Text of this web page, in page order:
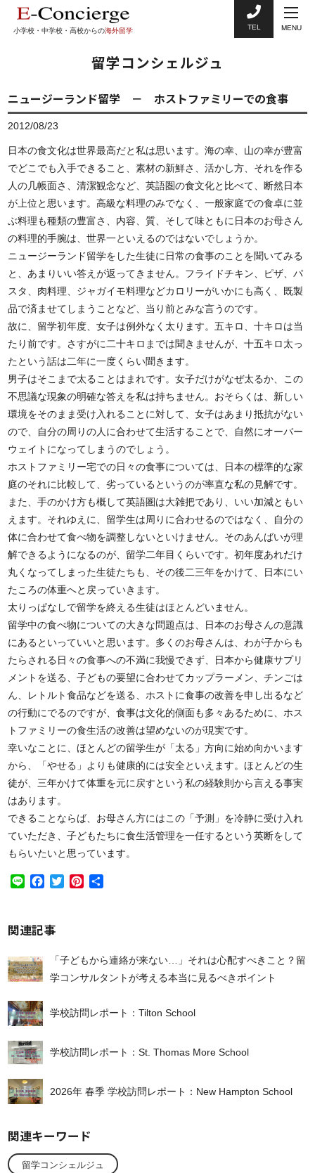
小学校・中学校・高校からの海外留学 TEL MENU
留学コンシェルジュ
ニュージーランド留学 － ホストファミリーでの食事
2012/08/23
日本の食文化は世界最高だと私は思います。海の幸、山の幸が豊富
でどこでも入手できること、素材の新鮮さ、活かし方、それを作る
人の几帳面さ、清潔観念など、英語圏の食文化と比べて、断然日本
が上位と思います。高級な料理のみでなく、一般家庭での食卓に並
ぶ料理も種類の豊富さ、内容、質、そして味ともに日本のお母さん
の料理的手腕は、世界一といえるのではないでしょうか。
ニュージーランド留学をした生徒に日常の食事のことを聞いてみる
と、あまりいい答えが返ってきません。フライドチキン、ピザ、パ
スタ、肉料理、ジャガイモ料理などカロリーがいかにも高く、既製
品で済ませてしまうことなど、当り前とみな言うのです。
故に、留学初年度、女子は例外なく太ります。五キロ、十キロは当
たり前です。さすがに二十キロまでは聞きませんが、十五キロ太っ
たという話は二年に一度くらい聞きます。
男子はそこまで太ることはまれです。女子だけがなぜ太るか、この
不思議な現象の明確な答えを私は持ちません。おそらくは、新しい
環境をそのまま受け入れることに対して、女子はあまり抵抗がない
ので、自分の周りの人に合わせて生活することで、自然にオーバー
ウェイトになってしまうのでしょう。
ホストファミリー宅での日々の食事については、日本の標準的な家
庭のそれに比較して、劣っているというのが率直な私の見解です。
また、手のかけ方も概して英語圏は大雑把であり、いい加減ともい
えます。それゆえに、留学生は周りに合わせるのではなく、自分の
体に合わせて食べ物を調整しないといけません。そのあんばいが理
解できるようになるのが、留学二年目くらいです。初年度あれだけ
丸くなってしまった生徒たちも、その後二三年をかけて、日本にい
たころの体重へと戻っていきます。
太りっぱなしで留学を終える生徒はほとんどいません。
留学中の食べ物についての大きな問題点は、日本のお母さんの意識
にあるといっていいと思います。多くのお母さんは、わが子からも
たらされる日々の食事への不満に我慢できず、日本から健康サプリ
メントを送る、子どもの要望に合わせてカップラーメン、チンごは
ん、レトルト食品などを送る、ホストに食事の改善を申し出るなど
の行動にでるのですが、食事は文化的側面も多々あるために、ホス
トファミリーの食生活の改善は望めないのが現実です。
幸いなことに、ほとんどの留学生が「太る」方向に始め向かいます
から、「やせる」よりも健康的には安全といえます。ほとんどの生
徒が、三年かけて体重を元に戻すという私の経験則から言える事実
はあります。
できることならば、お母さん方にはこの「予測」を冷静に受け入れ
ていただき、子どもたちに食生活管理を一任するという英断をして
もらいたいと思っています。
Line Facebook
TwitterPinterest
関連記事
「子どもから連絡が来ない…」それは心配すべきこと？留
学コンサルタントが考える本当に見るべきポイント
学校訪問レポート：Tilton School
学校訪問レポート：St. Thomas More School
2026年 春季 学校訪問レポート：New Hampton School
関連キーワード
留学コンシェルジュ